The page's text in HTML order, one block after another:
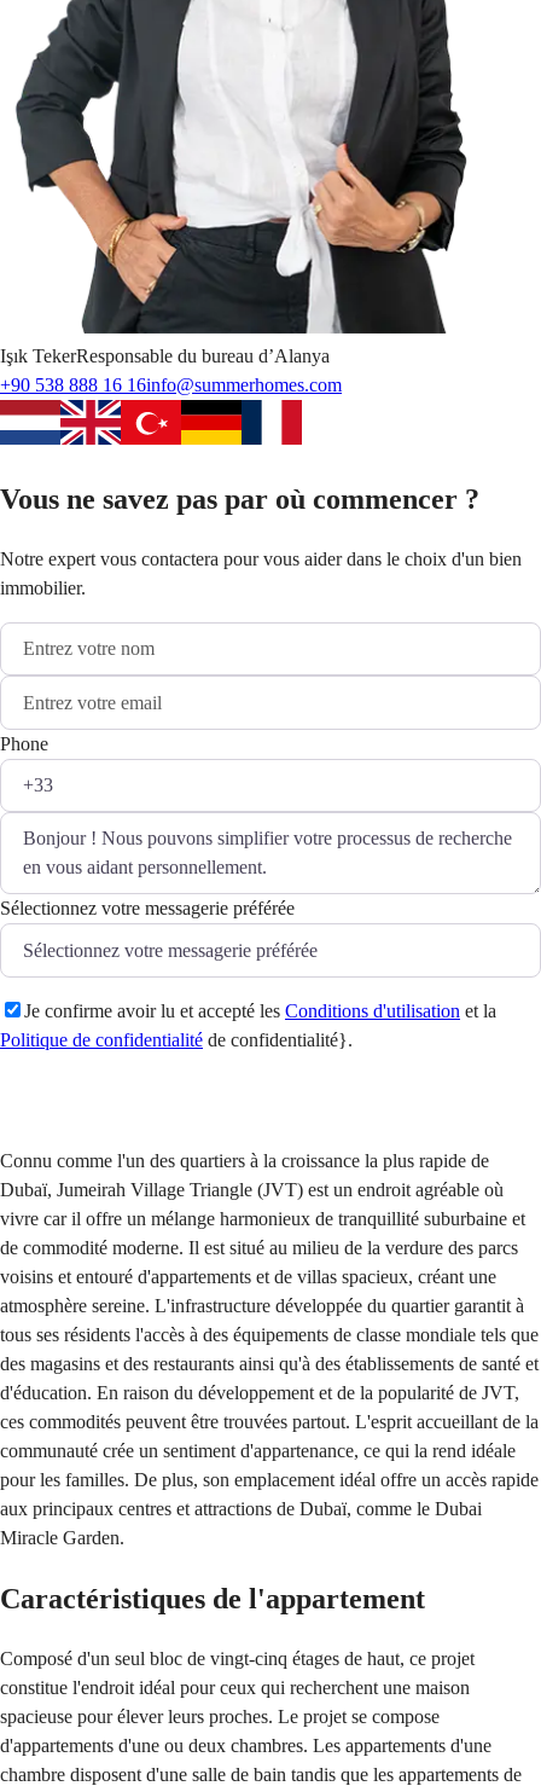
Işık TekerResponsable du bureau d’Alanya
+90 538 888 16 16info@summerhomes.com
Vous ne savez pas par où commencer ?
Notre expert vous contactera pour vous aider dans le choix d'un bien
immobilier.
Phone
Sélectionnez votre messagerie préférée
Je confirme avoir lu et accepté les Conditions d'utilisation et la
Politique de confidentialité de confidentialité}.
Connu comme l'un des quartiers à la croissance la plus rapide de
Dubaï, Jumeirah Village Triangle (JVT) est un endroit agréable où
vivre car il offre un mélange harmonieux de tranquillité suburbaine et
de commodité moderne. Il est situé au milieu de la verdure des parcs
voisins et entouré d'appartements et de villas spacieux, créant une
atmosphère sereine. L'infrastructure développée du quartier garantit à
tous ses résidents l'accès à des équipements de classe mondiale tels que
des magasins et des restaurants ainsi qu'à des établissements de santé et
d'éducation. En raison du développement et de la popularité de JVT,
ces commodités peuvent être trouvées partout. L'esprit accueillant de la
communauté crée un sentiment d'appartenance, ce qui la rend idéale
pour les familles. De plus, son emplacement idéal offre un accès rapide
aux principaux centres et attractions de Dubaï, comme le Dubai
Miracle Garden.
Caractéristiques de l'appartement
Composé d'un seul bloc de vingt-cinq étages de haut, ce projet
constitue l'endroit idéal pour ceux qui recherchent une maison
spacieuse pour élever leurs proches. Le projet se compose
d'appartements d'une ou deux chambres. Les appartements d'une
chambre disposent d'une salle de bain tandis que les appartements de